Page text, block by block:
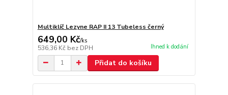
Multiklíč Lezyne RAP II 13 Tubeless černý
649,00 Kč/ks
536,36 Kč bez DPH Ihned k dodání
Přidat do košíku